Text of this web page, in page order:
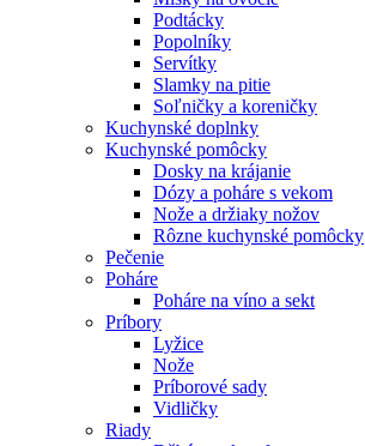
Podtácky
Popolníky
Servítky
Slamky na pitie
Soľničky a koreničky
Kuchynské doplnky
Kuchynské pomôcky
Dosky na krájanie
Dózy a poháre s vekom
Nože a držiaky nožov
Rôzne kuchynské pomôcky
Pečenie
Poháre
Poháre na víno a sekt
Príbory
Lyžice
Nože
Príborové sady
Vidličky
Riady